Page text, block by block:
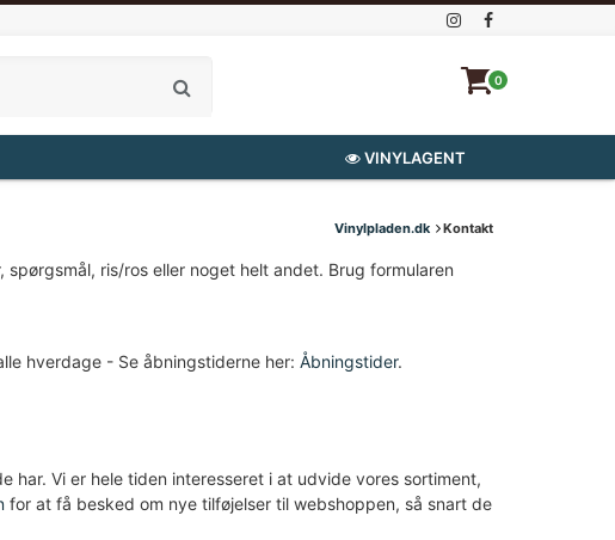
0
VINYLAGENT
Vinylpladen.dk Kontakt
ris/ros eller noget helt andet. Brug formularen
hverdage - Se åbningstiderne her: Åbningstider.
har. Vi er hele tiden interesseret i at udvide vores sortiment,
for at få besked om nye tilføjelser til webshoppen, så snart de